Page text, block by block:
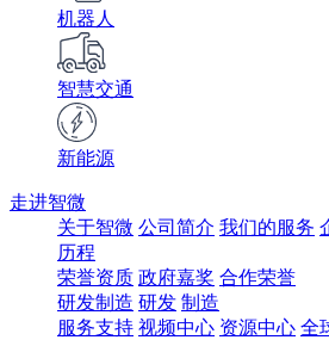
机器人
智慧交通
新能源
走进智微
关于智微 公司简介 我们的服务
历程
荣誉资质 政府嘉奖 合作荣誉
研发制造 研发 制造
服务支持 视频中心 资源中心 全